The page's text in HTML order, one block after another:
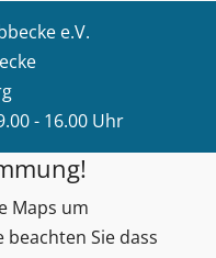
e.V.
- 16.00 Uhr
Maps um
Sie dass